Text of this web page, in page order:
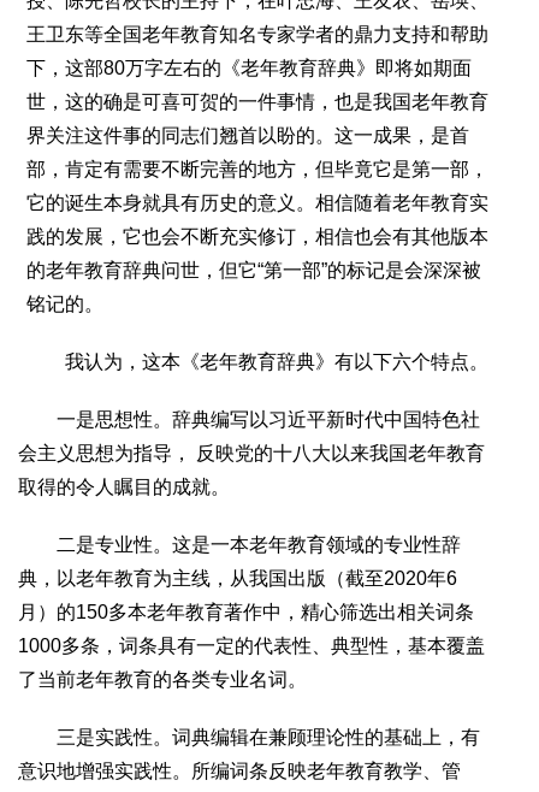
王卫东等全国老年教育知名专家学者的鼎力支持和帮助
下，这部80万字左右的《老年教育辞典》即将如期面
世，这的确是可喜可贺的一件事情，也是我国老年教育
界关注这件事的同志们翘首以盼的。这一成果，是首
部，肯定有需要不断完善的地方，但毕竟它是第一部，
它的诞生本身就具有历史的意义。相信随着老年教育实
践的发展，它也会不断充实修订，相信也会有其他版本
的老年教育辞典问世，但它“第一部”的标记是会深深被
铭记的。
我认为，这本《老年教育辞典》有以下六个特点。
一是思想性。辞典编写以习近平新时代中国特色社
会主义思想为指导， 反映党的十八大以来我国老年教育
取得的令人瞩目的成就。
二是专业性。这是一本老年教育领域的专业性辞
典，以老年教育为主线，从我国出版（截至2020年6
月）的150多本老年教育著作中，精心筛选出相关词条
1000多条，词条具有一定的代表性、典型性，基本覆盖
了当前老年教育的各类专业名词。
三是实践性。词典编辑在兼顾理论性的基础上，有
意识地增强实践性。所编词条反映老年教育教学、管